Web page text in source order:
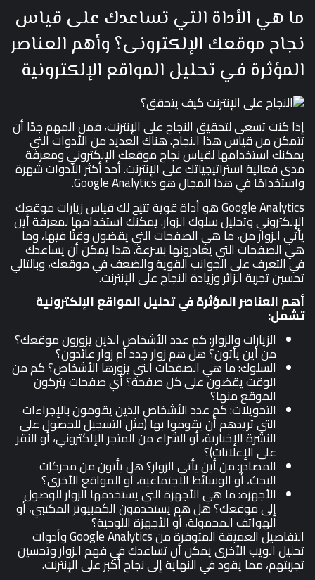
ما هي الأداة التي تساعدك على قياس
نجاح موقعك الإلكترونى؟ وأهم العناصر
المؤثرة في تحليل المواقع الإلكترونية
إذا كنت تسعى لتحقيق النجاح على الإنترنت، فمن المهم جدًا أن
تتمكن من قياس هذا النجاح. هناك العديد من الأدوات التي
يمكنك استخدامها لقياس نجاح موقعك الإلكتروني ومعرفة
مدى فعالية استراتيجياتك على الإنترنت. أحد أكثر الأدوات شهرة
واستخدامًا في هذا المجال هو Google Analytics.
Google Analytics هو أداة قوية تتيح لك قياس زيارات موقعك
الإلكتروني وتحليل سلوك الزوار. يمكنك استخدامها لمعرفة أين
يأتي الزوار من، ما هي الصفحات التي يقضون وقتًا فيها، وما
هي الصفحات التي يغادرونها بسرعة. هذا يمكن أن يساعدك
في التعرف على الجوانب القوية والضعف في موقعك، وبالتالي
تحسين تجربة الزائر وزيادة النجاح على الإنترنت.
أهم العناصر المؤثرة في تحليل المواقع الإلكترونية
تشمل:
الزيارات والزوار: كم عدد الأشخاص الذين يزورون موقعك؟
من أين يأتون؟ هل هم زوار جدد أم زوار عائدون؟
السلوك: ما هي الصفحات التي يزورها الأشخاص؟ كم من
الوقت يقضون على كل صفحة؟ أي صفحات يتركون
الموقع منها؟
التحويلات: كم عدد الأشخاص الذين يقومون بالإجراءات
التي تريدهم أن يقوموا بها (مثل التسجيل للحصول على
النشرة الإخبارية، أو الشراء من المتجر الإلكتروني، أو النقر
على الإعلانات)؟
المصادر: من أين يأتي الزوار؟ هل يأتون من محركات
البحث، أو الوسائط الاجتماعية، أو المواقع الأخرى؟
الأجهزة: ما هي الأجهزة التي يستخدمها الزوار للوصول
إلى موقعك؟ هل هم يستخدمون الكمبيوتر المكتبي، أو
الهواتف المحمولة، أو الأجهزة اللوحية؟
التفاصيل العميقة المتوفرة من Google Analytics وأدوات
تحليل الويب الأخرى يمكن أن تساعدك في فهم الزوار وتحسين
تجربتهم، مما يقود في النهاية إلى نجاح أكبر على الإنترنت.